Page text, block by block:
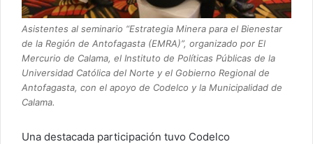
Asistentes al seminario “Estrategia Minera para el Bienestar
de la Región de Antofagasta (EMRA)”, organizado por El
Mercurio de Calama, el Instituto de Políticas Públicas de la
Universidad Católica del Norte y el Gobierno Regional de
Antofagasta, con el apoyo de Codelco y la Municipalidad de
Calama.
Una destacada participación tuvo Codelco